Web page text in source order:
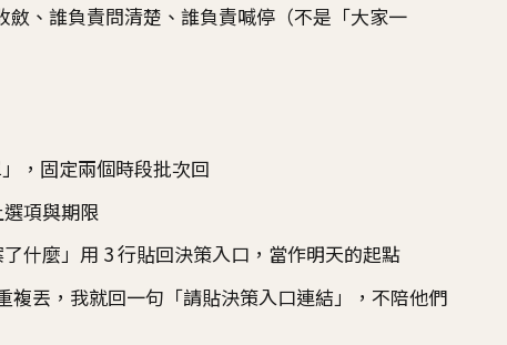
斂、誰負責問清楚、誰負責喊停（不是「大家一
，固定兩個時段批次回
項與期限
什麼」用 3 行貼回決策入口，當作明天的起點
複丟，我就回一句「請貼決策入口連結」，不陪他們